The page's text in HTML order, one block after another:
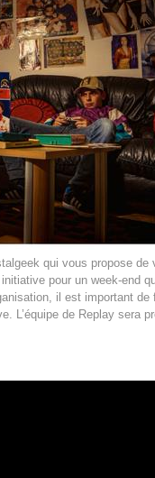
qui vous propose de
pour un week-end
il est important
L’équipe de Replay sera